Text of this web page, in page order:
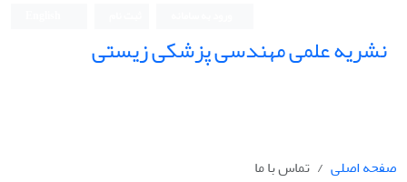
نشریه علمی مهندسی پزشکی زیستی
صفحه اصلی تماس با ما